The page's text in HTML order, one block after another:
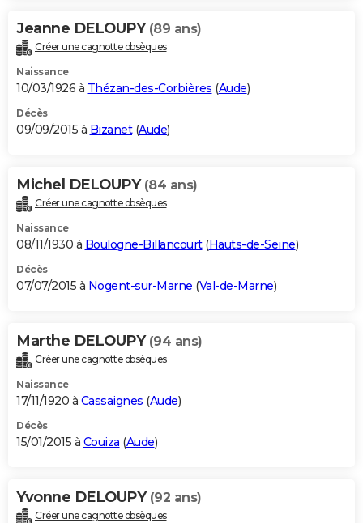
Jeanne DELOUPY (89 ans)
Créer une cagnotte obsèques
Naissance
10/03/1926 à Thézan-des-Corbières (Aude)
Décès
09/09/2015 à Bizanet(Aude)
Michel DELOUPY (84 ans)
Créer une cagnotte obsèques
Naissance
08/11/1930 à Boulogne-Billancourt(Hauts-de-Seine)
Décès
07/07/2015 à Nogent-sur-Marne (Val-de-Marne)
Marthe DELOUPY (94 ans)
Créer une cagnotte obsèques
Naissance
17/11/1920 à Cassaignes (Aude)
Décès
15/01/2015 à Couiza (Aude)
Yvonne DELOUPY (92 ans)
Créer une cagnotte obsèques